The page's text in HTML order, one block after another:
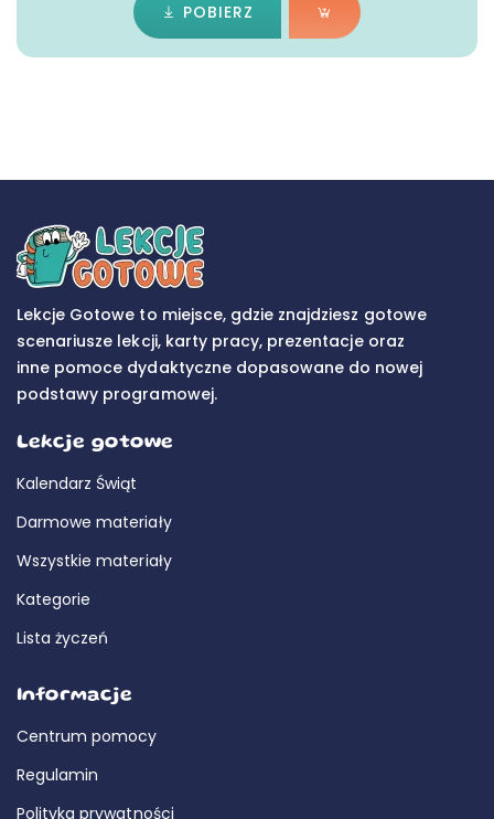
POBIERZ
Lekcje Gotowe to miejsce, gdzie znajdziesz gotowe
scenariusze lekcji, karty pracy, prezentacje oraz
inne pomoce dydaktyczne dopasowane do nowej
podstawy programowej.
Lekcje gotowe
Kalendarz Świąt
Darmowe materiały
Wszystkie materiały
Kategorie
Lista życzeń
Informacje
Centrum pomocy
Regulamin
Polityka prywatności